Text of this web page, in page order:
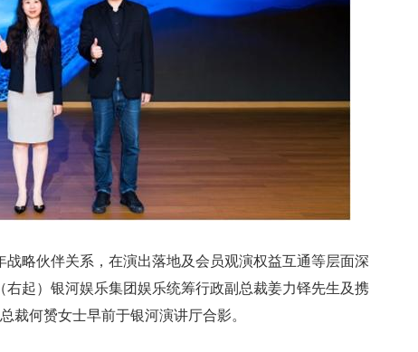
战略伙伴关系，在演出落地及会员观演权益互通等层面深
起）银河娱乐集团娱乐统筹行政副总裁姜力铎先生及携
裁何赟女士早前于银河演讲厅合影。